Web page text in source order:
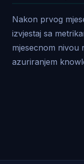
Nakon prvog
izvjestaj sa
mjesecnom nivou
azuriranjem